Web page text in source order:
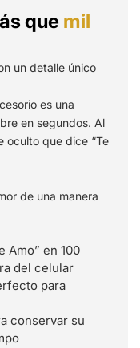
que mil
un detalle único
es una
en segundos. Al
oculto que dice “Te
de una manera
Amo” en 100
del celular
para
conservar su